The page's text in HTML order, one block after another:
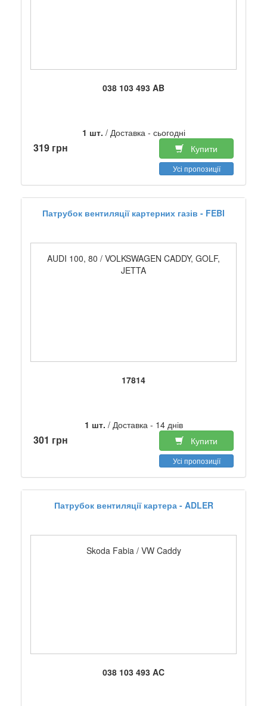
038 103 493 AB
1 шт. / Доставка - сьогодні
319 грн Купити
Усі пропозиції
Патрубок вентиляції картерних газів - FEBI
AUDI 100, 80 / VOLKSWAGEN CADDY, GOLF,
JETTA
17814
1 шт. / Доставка - 14 днів
301 грн Купити
Усі пропозиції
Патрубок вентиляції картера - ADLER
Skoda Fabia / VW Caddy
038 103 493 AC